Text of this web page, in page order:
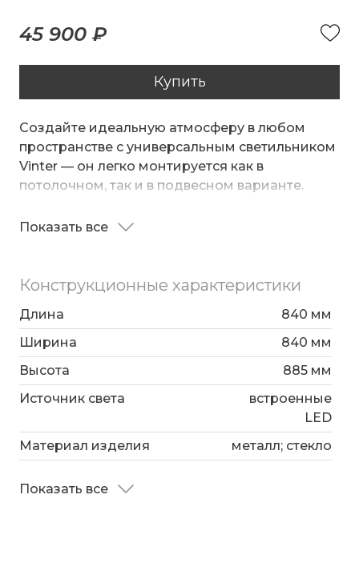
45 900 ₽
Купить
Создайте идеальную атмосферу в любом
пространстве с универсальным светильником
Vinter — он легко монтируется как в
потолочном, так и в подвесном варианте.
рассеивают свет, создавая деликатные
Встроенные светодиоды обеспечивают яркое
и равномерное освещение, а возможность
менять цветовую температуру прямо с
выключателя позволяет подстраивать свет
под настроение — от уютного тёплого до
бодрящего холодного.
Стильный и функциональный, этот светильник
станет выразительным акцентом в сочетании
с бра 50383/3 в вашем современном
Показать все
Конструкционные характеристики
Длина
840 мм
Ширина
840 мм
Высота
885 мм
Источник света
встроенные
LED
Материал изделия
металл; стекло
Показать все